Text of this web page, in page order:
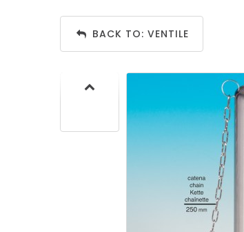
BACK TO: VENTILE